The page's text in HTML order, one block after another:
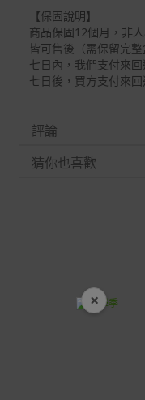
【保固說明】
商品保固12個月，非
皆可售後（需保留完
七日內，我們支付來
七日後，買方支付來
評論
猜你也喜歡
× 開學